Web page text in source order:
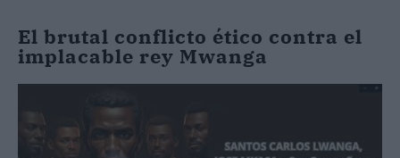
El brutal conflicto ético contra el
implacable rey Mwanga